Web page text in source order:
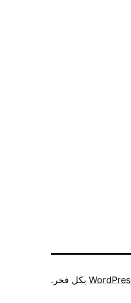
بكل فخر.